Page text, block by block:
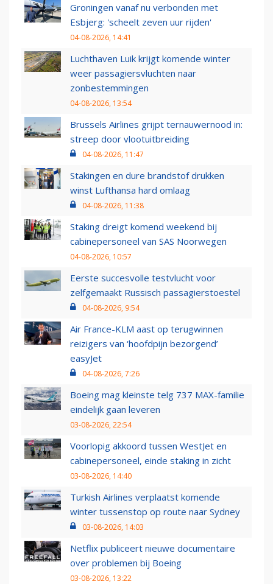
Groningen vanaf nu verbonden met
Esbjerg: 'scheelt zeven uur rijden'
04-08-2026, 14:41
Luchthaven Luik krijgt komende winter
weer passagiersvluchten naar
zonbestemmingen
04-08-2026, 13:54
Brussels Airlines grijpt ternauwernood in:
streep door vlootuitbreiding
04-08-2026, 11:47
Stakingen en dure brandstof drukken
winst Lufthansa hard omlaag
04-08-2026, 11:38
Staking dreigt komend weekend bij
cabinepersoneel van SAS Noorwegen
04-08-2026, 10:57
Eerste succesvolle testvlucht voor
zelfgemaakt Russisch passagierstoestel
04-08-2026, 9:54
Air France-KLM aast op terugwinnen
reizigers van ‘hoofdpijn bezorgend’
easyJet
04-08-2026, 7:26
Boeing mag kleinste telg 737 MAX-familie
eindelijk gaan leveren
03-08-2026, 22:54
Voorlopig akkoord tussen WestJet en
cabinepersoneel, einde staking in zicht
03-08-2026, 14:40
Turkish Airlines verplaatst komende
winter tussenstop op route naar Sydney
03-08-2026, 14:03
Netflix publiceert nieuwe documentaire
over problemen bij Boeing
03-08-2026, 13:22